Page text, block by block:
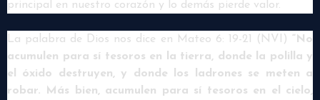
principal en nuestro corazón y lo demás pierde valor.
La palabra de Dios nos dice en Mateo 6: 19-21 (NVI) “No
acumulen para sí tesoros en la tierra, donde la polilla y
el óxido destruyen, y donde los ladrones se meten a
robar. Más bien, acumulen para sí tesoros en el cielo,